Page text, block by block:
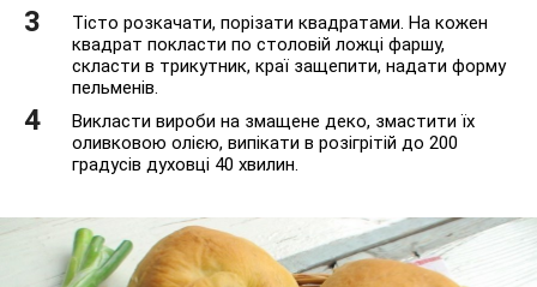
Тісто розкачати, порізати квадратами. На кожен
квадрат покласти по столовій ложці фаршу,
скласти в трикутник, краї защепити, надати форму
пельменів.
Викласти вироби на змащене деко, змастити їх
оливковою олією, випікати в розігрітій до 200
градусів духовці 40 хвилин.